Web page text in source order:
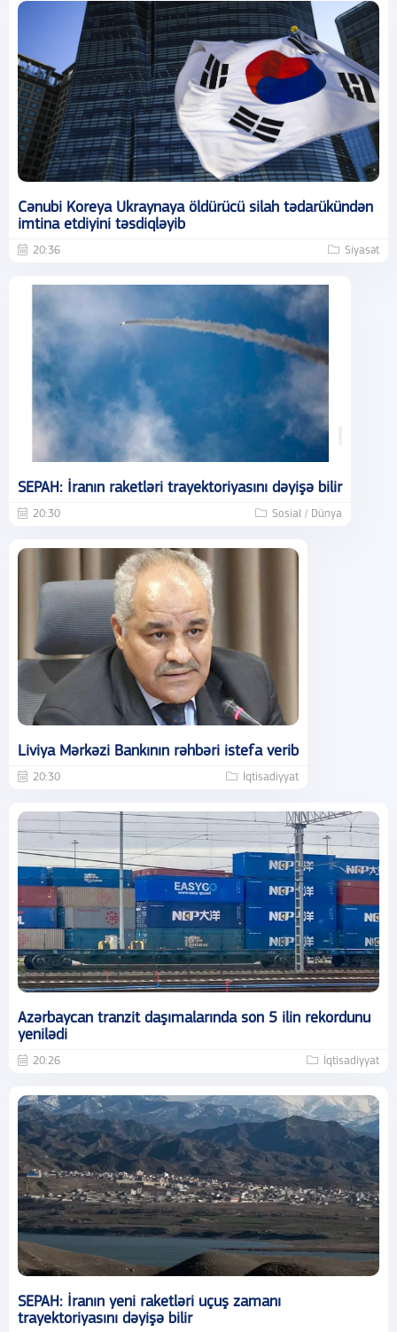
Cənubi Koreya Ukraynaya öldürücü silah tədarükündən
imtina etdiyini təsdiqləyib
20:36 Siyasət
SEPAH: İranın raketləri trayektoriyasını dəyişə bilir
20:30 Sosial / Dünya
Liviya Mərkəzi Bankının rəhbəri istefa verib
20:30 İqtisadiyyat
Azərbaycan tranzit daşımalarında son 5 ilin rekordunu
yenilədi
20:26 İqtisadiyyat
SEPAH: İranın yeni raketləri uçuş zamanı
trayektoriyasını dəyişə bilir